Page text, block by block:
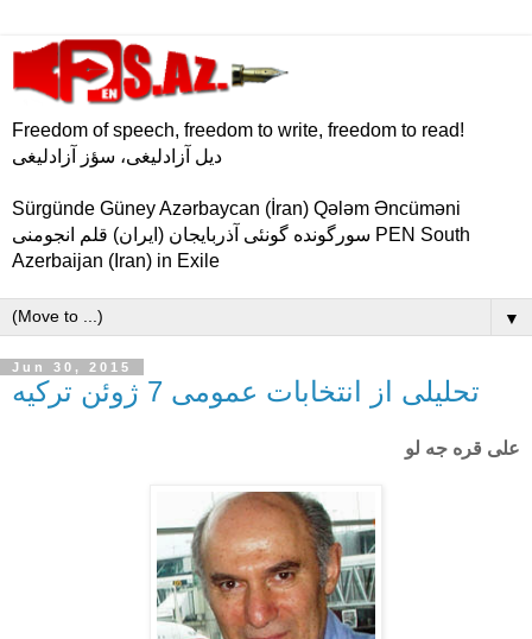
Freedom of speech, freedom to write, freedom to read!
دیل آزادلیغی، سؤز آزادلیغی
Sürgünde Güney Azərbaycan (İran) Qələm Əncüməni
سورگونده گونئی آذربایجان (ایران) قلم انجومنی PEN South
Azerbaijan (Iran) in Exile
▼
Jun 30, 2015
تحلیلی از انتخابات عمومی 7 ژوئن ترکیه
علی قره جه لو